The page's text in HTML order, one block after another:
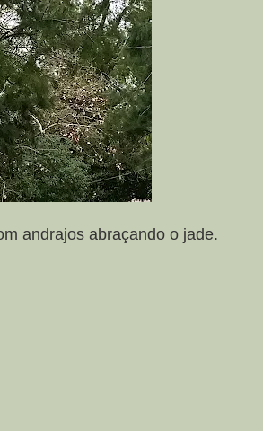
andrajos abraçando o jade.